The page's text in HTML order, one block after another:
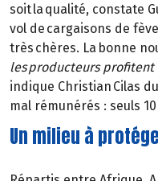
soit la qualité, constate
vol de cargaisons de
très chères. La bonne
les producteurs
indique Christian Cilas
mal rémunérés : seuls
Un milieu à